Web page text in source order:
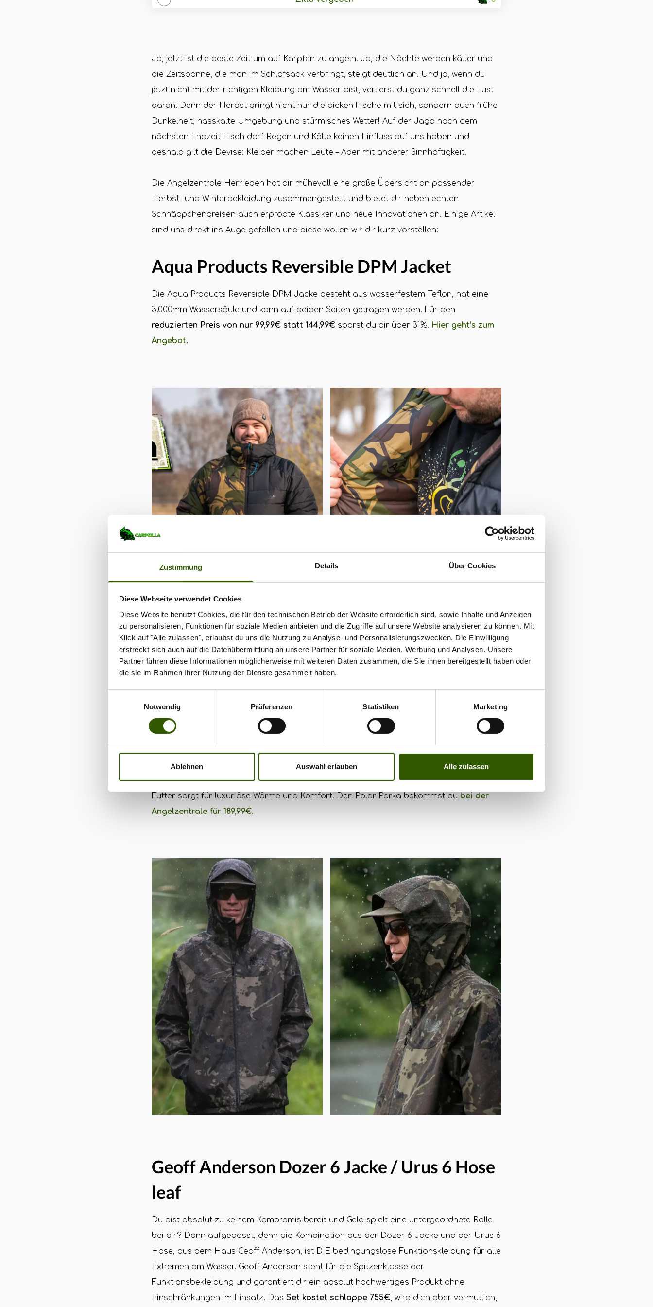
Zustimmung Details Über Cookies
Diese Webseite verwendet Cookies
Diese Website benutzt Cookies, die für den technischen Betrieb der Website erforderlich sind, sowie Inhalte und Anzeigen
zu personalisieren, Funktionen für soziale Medien anbieten und die Zugriffe auf unsere Website analysieren zu können. Mit
Klick auf "Alle zulassen", erlaubst du uns die Nutzung zu Analyse- und Personalisierungszwecken. Die Einwilligung
erstreckt sich auch auf die Datenübermittlung an unsere Partner für soziale Medien, Werbung und Analysen. Unsere
Partner führen diese Informationen möglicherweise mit weiteren Daten zusammen, die Sie ihnen bereitgestellt haben oder
die sie im Rahmen Ihrer Nutzung der Dienste gesammelt haben.
Notwendig
Präferenzen Statistiken Marketing
Ablehnen Auswahl erlauben Alle zulassen
Ja, jetzt ist die beste Zeit um auf Karpfen zu angeln. Ja, die Nächte werden kälter und
die Zeitspanne, die man im Schlafsack verbringt, steigt deutlich an. Und ja, wenn du
jetzt nicht mit der richtigen Kleidung am Wasser bist, verlierst du ganz schnell die Lust
daran! Denn der Herbst bringt nicht nur die dicken Fische mit sich, sondern auch frühe
Dunkelheit, nasskalte Umgebung und stürmisches Wetter! Auf der Jagd nach dem
nächsten Endzeit-Fisch darf Regen und Kälte keinen Einfluss auf uns haben und
deshalb gilt die Devise: Kleider machen Leute – Aber mit anderer Sinnhaftigkeit.
Die Angelzentrale Herrieden hat dir mühevoll eine große Übersicht an passender
Herbst- und Winterbekleidung zusammengestellt und bietet dir neben echten
Schnäppchenpreisen auch erprobte Klassiker und neue Innovationen an. Einige Artikel
sind uns direkt ins Auge gefallen und diese wollen wir dir kurz vorstellen:
Aqua Products Reversible DPM Jacket
Die Aqua Products Reversible DPM Jacke besteht aus wasserfestem Teflon, hat eine
3.000mm Wassersäule und kann auf beiden Seiten getragen werden. Für den
reduzierten Preis von nur 99,99€ statt 144,99€ sparst du dir über 31%. Hier geht’s zum
Angebot.
Nash Tackle Zero Tolerance Polar Parka
Camo
der mit einer 10.000mm Wassersäule überzeugt und bei Regen zuverlässig
atmungsaktiv bleibt. Die vielen Taschen bieten Stauraum und das weiche Caribou
Futter sorgt für luxuriöse Wärme und Komfort. Den Polar Parka bekommst du bei der
Angelzentrale für 189,99€.
Geoff Anderson Dozer 6 Jacke / Urus 6 Hose
leaf
Du bist absolut zu keinem Kompromis bereit und Geld spielt eine untergeordnete Rolle
bei dir? Dann aufgepasst, denn die Kombination aus der Dozer 6 Jacke und der Urus 6
Hose, aus dem Haus Geoff Anderson, ist DIE bedingungslose Funktionskleidung für alle
Extremen am Wasser. Geoff Anderson steht für die Spitzenklasse der
Funktionsbekleidung und garantiert dir ein absolut hochwertiges Produkt ohne
Einschränkungen im Einsatz. Das Set kostet schlappe 755€, wird dich aber vermutlich,